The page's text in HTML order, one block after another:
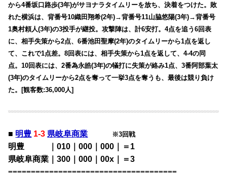
から4番坂口路歩(3年)がサヨナラタイムリーを放ち、決着をつけた。敗
れた横浜は、背番号10織田翔希(2年)→背番号11山脇悠陽(3年)→背番号
1奥村頼人(3年)の3投手が継投。攻撃陣は、計6安打。4点を追う6回表
に、相手失策から2点、6番池田聖摩(2年)のタイムリーから1点を返し
て、これで1点差。8回表には、相手失策から1点を返して、4-4の同
点。10回表には、2番為永皓(3年)の犠打に失策が絡み1点、3番阿部葉太
(3年)のタイムリーから2点を奪って一挙3点を奪うも、最後は競り負け
た。[観客数:36,000人]
■ 明豊 1-3 県岐阜商業 ※3回戦
明豊 ｜010｜000｜000｜＝1
県岐阜商業｜300｜000｜00x｜＝3